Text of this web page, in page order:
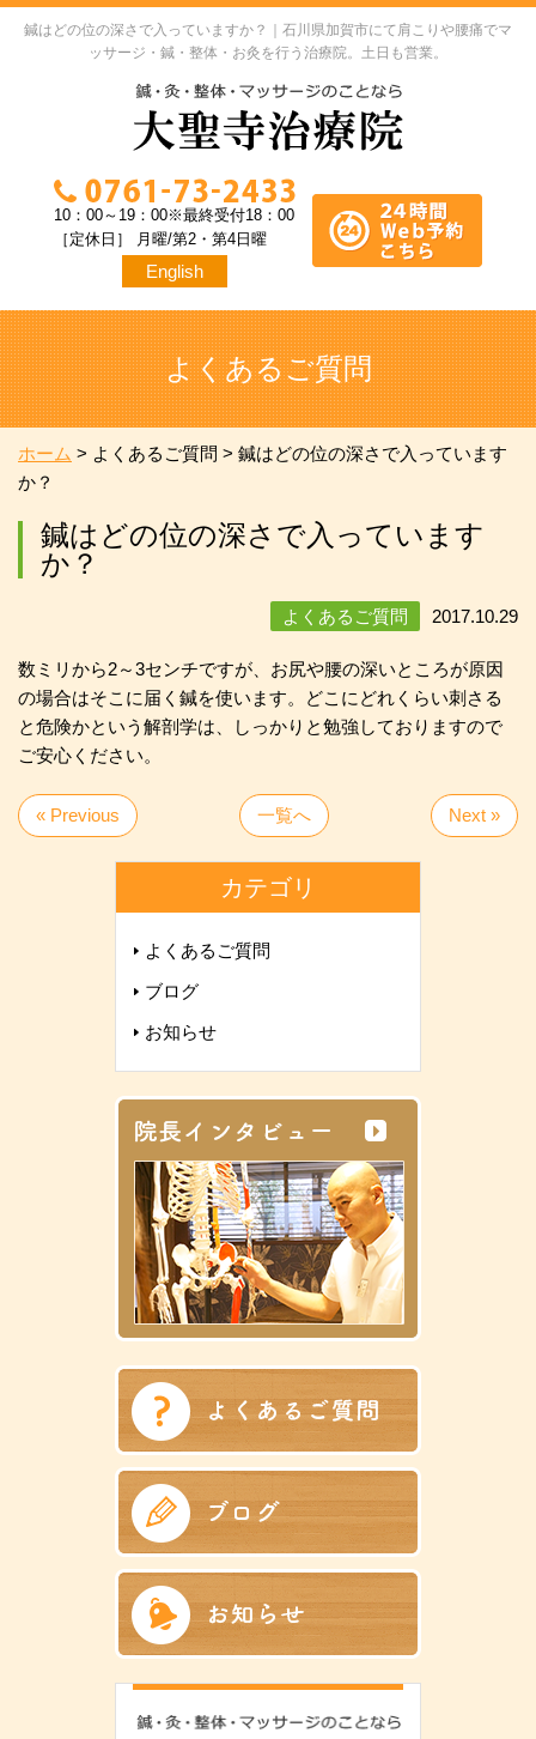
鍼はどの位の深さで入っていますか？｜石川県加賀市にて肩こりや腰痛でマ
ッサージ・鍼・整体・お灸を行う治療院。土日も営業。
10：00～19：00※最終受付18：00
［定休日］ 月曜/第2・第4日曜
English
よくあるご質問
ホーム > よくあるご質問 > 鍼はどの位の深さで入っています
か？
鍼はどの位の深さで入っています
か？
よくあるご質問 2017.10.29
数ミリから2～3センチですが、お尻や腰の深いところが原因
の場合はそこに届く鍼を使います。どこにどれくらい刺さる
と危険かという解剖学は、しっかりと勉強しておりますので
ご安心ください。
« Previous 一覧へ Next »
カテゴリ
よくあるご質問
ブログ
お知らせ